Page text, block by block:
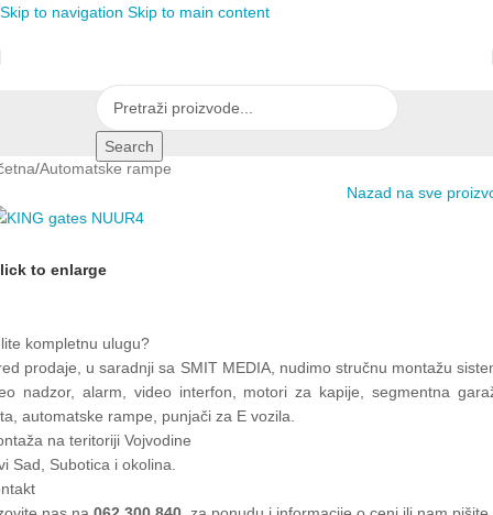
Skip to navigation Skip to main content
Search
/Automatske rampe
Nazad na sve
to enlarge
kompletnu ulugu?
prodaje, u saradnji sa SMIT MEDIA, nudimo stručnu montažu
nadzor, alarm, video interfon, motori za kapije, segmentna
automatske rampe, punjači za E vozila.
na teritoriji Vojvodine
Sad, Subotica i okolina.